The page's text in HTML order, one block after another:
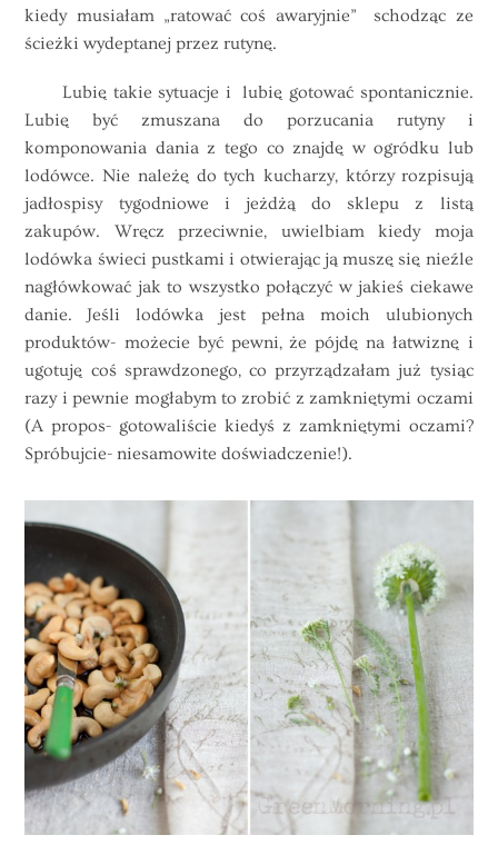
kiedy musiałam „ratować coś awaryjnie” schodząc ze
ścieżki wydeptanej przez rutynę.
Lubię takie sytuacje i lubię gotować spontanicznie.
Lubię być zmuszana do porzucania rutyny i
komponowania dania z tego co znajdę w ogródku lub
lodówce. Nie należę do tych kucharzy, którzy rozpisują
jadłospisy tygodniowe i jeżdżą do sklepu z listą
zakupów. Wręcz przeciwnie, uwielbiam kiedy moja
lodówka świeci pustkami i otwierając ją muszę się nieźle
nagłówkować jak to wszystko połączyć w jakieś ciekawe
danie. Jeśli lodówka jest pełna moich ulubionych
produktów- możecie być pewni, że pójdę na łatwiznę i
ugotuję coś sprawdzonego, co przyrządzałam już tysiąc
razy i pewnie mogłabym to zrobić z zamkniętymi oczami
(A propos- gotowaliście kiedyś z zamkniętymi oczami?
Spróbujcie- niesamowite doświadczenie!).